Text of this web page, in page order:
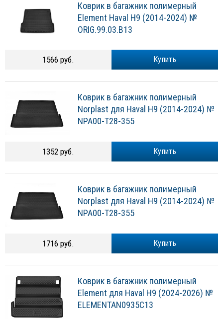
Коврик в багажник полимерный
Element Haval H9 (2014-2024) №
ORIG.99.03.B13
Купить
1566 руб.
Коврик в багажник полимерный
Norplast для Haval H9 (2014-2024) №
NPA00-Т28-355
Купить
1352 руб.
Коврик в багажник полимерный
Norplast для Haval H9 (2014-2024) №
NPA00-T28-355
Купить
1716 руб.
Коврик в багажник полимерный
Element для Haval H9 (2024-2026) №
ELEMENTAN0935C13